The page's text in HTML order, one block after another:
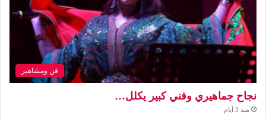
فن ومشاهير
نجاح جماهيري وفني كبير يكلل…
منذ 3 أيام